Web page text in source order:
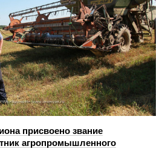
присвоено звание
агропромышленного